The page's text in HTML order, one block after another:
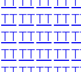
TTTTTTTT
TTTTTTTT
TTTTTTTT